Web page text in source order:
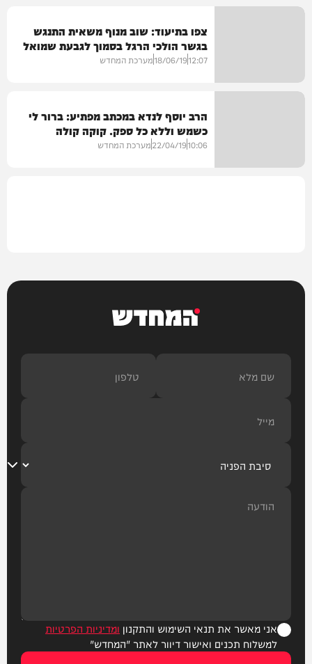
צפו בתיעוד: שוב מנוף משאית התנגש
בגשר הולכי הרגל בסמוך לגבעת שמואל
12:07
18/06/19מערכת המחדש
הרב יוסף לנדא במכתב מפתיע: ברור לי
כשמש וללא כל ספק. קוקה קולה
באירופה – חמץ.
10:06
22/04/19מערכת המחדש
המחדש
אני מאשר את תנאי השימוש והתקנון ומדיניות הפרטיות
למשלוח תכנים ואישור דיוור לאתר "המחדש"